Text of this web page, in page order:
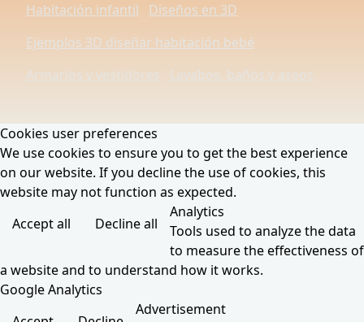
Habitación infantil
Diseños en 3D
Ejemplos 3D diseñar habitación bebé
Armarios y vestidores
Lavabos, baños y aseos
Cookies user preferences
We use cookies to ensure you to get the best experience
on our website. If you decline the use of cookies, this
website may not function as expected.
Accept all
Decline all
Analytics
Tools used to analyze the data
to measure the effectiveness of
a website and to understand how it works.
Google Analytics
Advertisement